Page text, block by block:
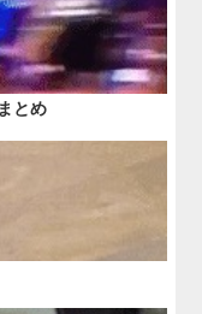
とめ